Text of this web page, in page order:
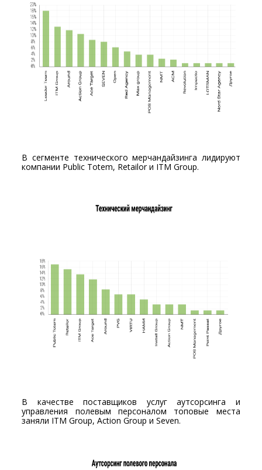
В сегменте технического мерчандайзинга лидируют
компании Public Totem, Retailor и ITM Group.
В качестве поставщиков услуг аутсорсинга и
управления полевым персоналом топовые места
заняли ITM Group, Action Group и Seven.